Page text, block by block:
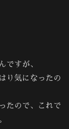
ですが、
り気になったの
たので、これで